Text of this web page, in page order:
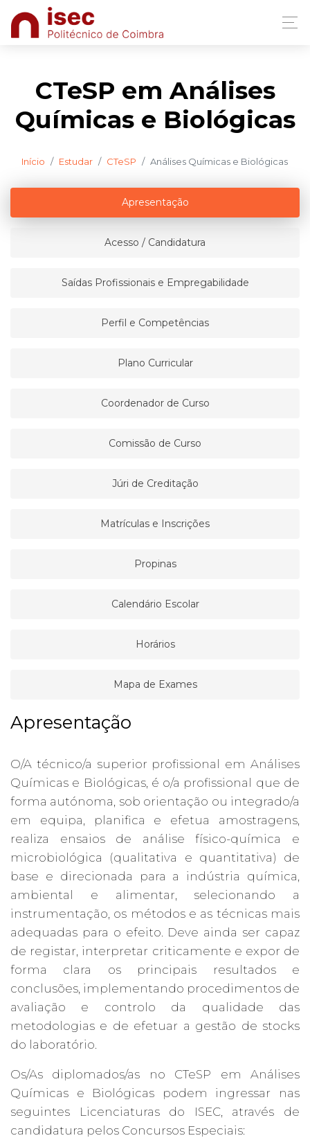
CTeSP em Análises
Químicas e Biológicas
Início Estudar CTeSP Análises Químicas e Biológicas
Apresentação
Acesso / Candidatura
Saídas Profissionais e Empregabilidade
Perfil e Competências
Plano Curricular
Coordenador de Curso
Comissão de Curso
Júri de Creditação
Matrículas e Inscrições
Propinas
Calendário Escolar
Horários
Mapa de Exames
Apresentação
O/A técnico/a superior profissional em Análises
Químicas e Biológicas, é o/a profissional que de
forma autónoma, sob orientação ou integrado/a
em equipa, planifica e efetua amostragens,
realiza ensaios de análise físico-química e
microbiológica (qualitativa e quantitativa) de
base e direcionada para a indústria química,
ambiental e alimentar, selecionando a
instrumentação, os métodos e as técnicas mais
adequadas para o efeito. Deve ainda ser capaz
de registar, interpretar criticamente e expor de
forma clara os principais resultados e
conclusões, implementando procedimentos de
avaliação e controlo da qualidade das
metodologias e de efetuar a gestão de stocks
do laboratório.
Os/As diplomados/as no CTeSP em Análises
Químicas e Biológicas podem ingressar nas
seguintes Licenciaturas do ISEC, através de
candidatura pelos Concursos Especiais: